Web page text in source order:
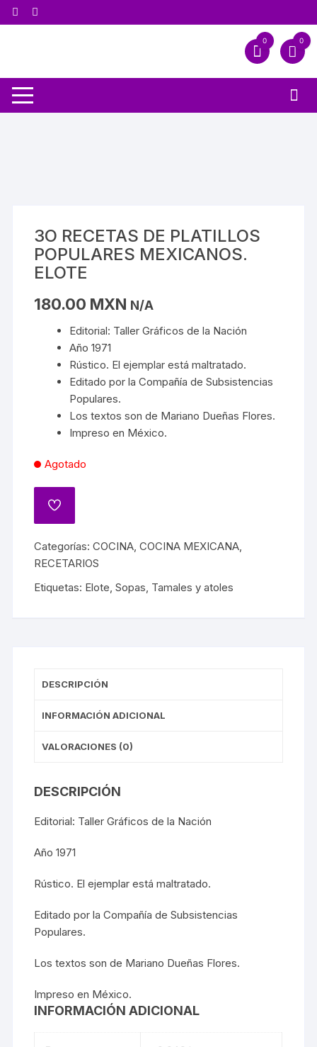
0 0
3O RECETAS DE PLATILLOS
POPULARES MEXICANOS.
ELOTE
180.00 MXN N/A
Editorial: Taller Gráficos de la Nación
Año 1971
Rústico. El ejemplar está maltratado.
Editado por la Compañía de Subsistencias
Populares.
Los textos son de Mariano Dueñas Flores.
Impreso en México.
Agotado
Categorías:COCINA,COCINA MEXICANA,
RECETARIOS
Etiquetas: Elote,Sopas, Tamales y atoles
DESCRIPCIÓN
INFORMACIÓN ADICIONAL
VALORACIONES (0)
DESCRIPCIÓN
Editorial: Taller Gráficos de la Nación
Año 1971
Rústico. El ejemplar está maltratado.
Editado por la Compañía de Subsistencias
Populares.
Los textos son de Mariano Dueñas Flores.
Impreso en México.
INFORMACIÓN ADICIONAL